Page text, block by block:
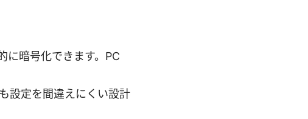
に暗号化できます。PC
設定を間違えにくい設計